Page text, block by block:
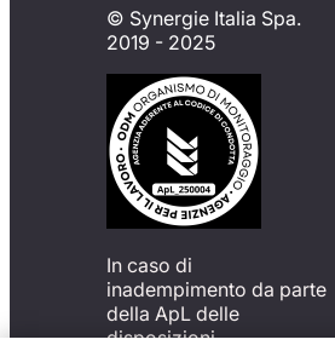
© Synergie Italia Spa.
2019 - 2025
In caso di
inadempimento da parte
della ApL delle
disposizioni